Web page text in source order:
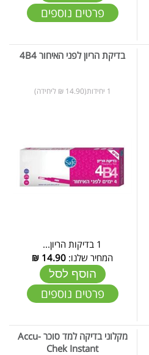
פרטים נוספים
בדיקת הריון לפני האיחור 4B4
1 יחידות(14.90 ₪ ליחידה)
1 בדיקות הריון...
המחיר שלנו: 14.90
₪
הוסף לסל
פרטים נוספים
מקלוני בדיקה למד סוכר Accu-
Chek Instant